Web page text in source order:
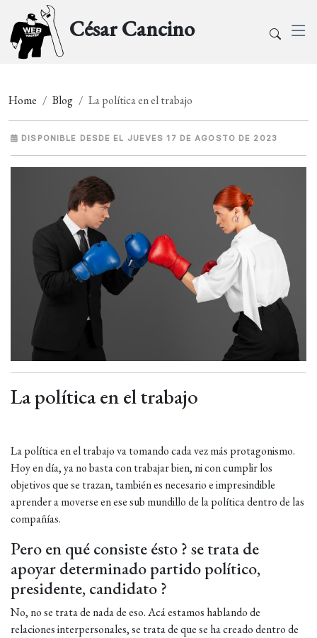
César Cancino
Home Blog La política en el trabajo
DISPONIBLE DESDE EL JUEVES 17 DE AGOSTO DE 2023
La política en el trabajo
La política en el trabajo va tomando cada vez más protagonismo.
Hoy en día, ya no basta con trabajar bien, ni con cumplir los
objetivos que se trazan, también es necesario e impresindible
aprender a moverse en ese sub mundillo de la política dentro de las
compañías.
Pero en qué consiste ésto ? se trata de
apoyar determinado partido político,
presidente, candidato ?
No, no se trata de nada de eso. Acá estamos hablando de
relaciones interpersonales, se trata de que se ha creado dentro de